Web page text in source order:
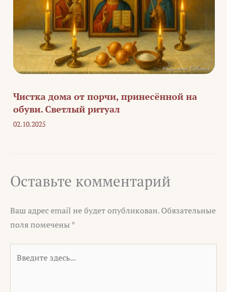
Чистка дома от порчи, принесённой на
обуви. Светлый ритуал
02.10.2025
Оставьте комментарий
Ваш адрес email не будет опубликован. Обязательные
поля помечены *
здесь...